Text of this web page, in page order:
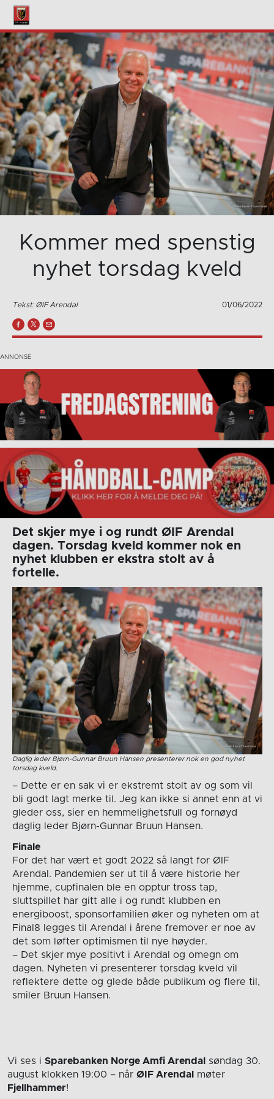
Kommer med spenstig
nyhet torsdag kveld
Tekst: ØIF Arendal 01/06/2022
Det skjer mye i og rundt ØIF Arendal
dagen. Torsdag kveld kommer nok en
nyhet klubben er ekstra stolt av å
fortelle.
Daglig leder Bjørn-Gunnar Bruun Hansen presenterer nok en god nyhet
torsdag kveld.
– Dette er en sak vi er ekstremt stolt av og som vil
bli godt lagt merke til. Jeg kan ikke si annet enn at vi
gleder oss, sier en hemmelighetsfull og fornøyd
daglig leder Bjørn-Gunnar Bruun Hansen.
Finale
For det har vært et godt 2022 så langt for ØIF
Arendal. Pandemien ser ut til å være historie her
hjemme, cupfinalen ble en opptur tross tap,
sluttspillet har gitt alle i og rundt klubben en
energiboost, sponsorfamilien øker og nyheten om at
Final8 legges til Arendal i årene fremover er noe av
det som løfter optimismen til nye høyder.
– Det skjer mye positivt i Arendal og omegn om
dagen. Nyheten vi presenterer torsdag kveld vil
reflektere dette og glede både publikum og flere til,
smiler Bruun Hansen.
Vi ses i Sparebanken Norge Amfi Arendal
søndag 30.
august klokken 19:00 – når ØIF Arendal
møter
Fjellhammer!